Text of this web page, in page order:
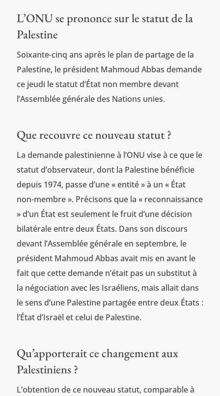
L’ONU se prononce sur le statut de la
Palestine
Soixante-cinq ans après le plan de partage de la
Palestine, le président Mahmoud Abbas demande
ce jeudi le statut d’État non membre devant
l’Assemblée générale des Nations unies.
Que recouvre ce nouveau statut ?
La demande palestinienne à l’ONU vise à ce que le
statut d’observateur, dont la Palestine bénéficie
depuis 1974, passe d’une « entité » à un « État
non-membre ». Précisons que la « reconnaissance
» d’un État est seulement le fruit d’une décision
bilatérale entre deux États. Dans son discours
devant l’Assemblée générale en septembre, le
président Mahmoud Abbas avait mis en avant le
fait que cette demande n’était pas un substitut à
la négociation avec les Israéliens, mais allait dans
le sens d’une Palestine partagée entre deux États :
l’État d’Israël et celui de Palestine.
Qu’apporterait ce changement aux
Palestiniens ?
L’obtention de ce nouveau statut, comparable à